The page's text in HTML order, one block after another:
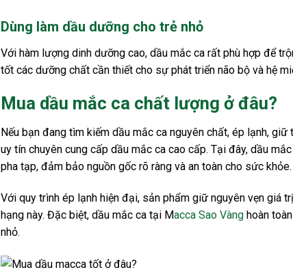
Dùng làm dầu dưỡng cho trẻ nhỏ
Với hàm lượng dinh dưỡng cao, dầu mắc ca rất phù hợp để
tốt các dưỡng chất cần thiết cho sự phát triển não bộ và hệ
Mua dầu mắc ca chất lượng ở đâu?
Nếu bạn đang tìm kiếm dầu mắc ca nguyên chất, ép lạnh,
uy tín chuyên cung cấp dầu mắc ca cao cấp. Tại đây, dầu
pha tạp, đảm bảo nguồn gốc rõ ràng và an toàn cho sức khỏe.
Với quy trình ép lạnh hiện đại, sản phẩm giữ nguyên vẹn giá
hạng này. Đặc biệt, dầu mắc ca tại Macca Sao Vàng hoàn
nhỏ.